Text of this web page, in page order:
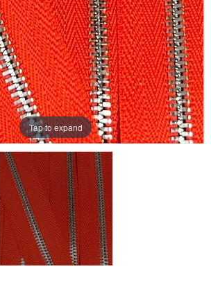
Tap to expand